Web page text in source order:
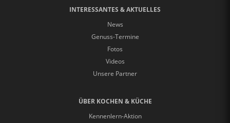
INTERESSANTES & AKTUELLES
News
Genuss-Termine
Fotos
Videos
Unsere Partner
ÜBER KOCHEN & KÜCHE
Kennenlern-Aktion